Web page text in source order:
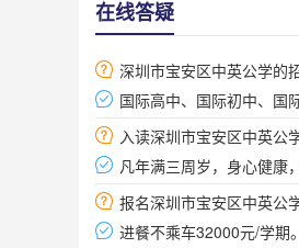
在线答疑
深圳市宝安区中英公学的
国际高中、国际初中、国
入读深圳市宝安区中英公
凡年满三周岁，身心健康
报名深圳市宝安区中英公
进餐不乘车32000元/学期。